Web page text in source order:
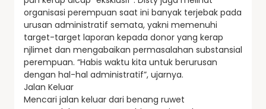
organisasi perempuan saat ini banyak terjebak pada
urusan administratif semata, yakni memenuhi
target-target laporan kepada donor yang kerap
njlimet dan mengabaikan permasalahan substansial
perempuan. “Habis waktu kita untuk berurusan
dengan hal-hal administratif”, ujarnya.
Jalan Keluar
Mencari jalan keluar dari benang ruwet